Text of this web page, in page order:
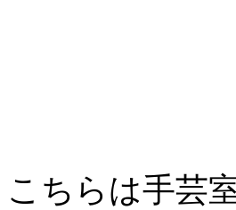
こちらは手芸室